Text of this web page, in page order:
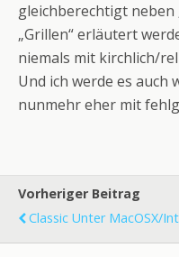
gleichberechtigt neben
„Grillen“ erläutert
niemals mit kirchlich/
Und ich werde es
nunmehr eher mit
Vorheriger Beitrag
Classic Unter MacOSX/